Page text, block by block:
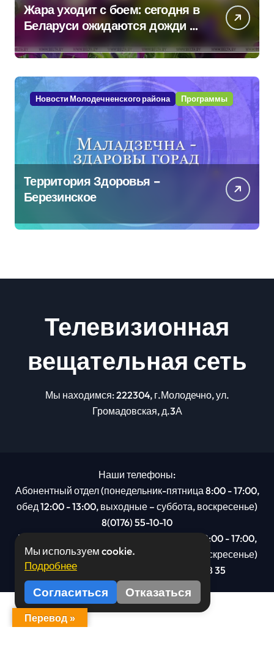
Жара уходит с боем: сегодня в
Беларуси ожидаются дожди и
грозы
Новости Молодечненского района Программы
Территория Здоровья –
Березинское
Телевизионная
вещательная сеть
Мы находимся: 222304, г.Молодечно, ул.
Громадовская, д.3А
Наши телефоны:
Абонентный отдел (понедельник-пятница 8:00 - 17:00,
обед 12:00 - 13:00, выходные – суббота, воскресенье)
8(0176) 55-10-10
Рекламный отдел (понедельник-пятница 8:00 - 17:00,
обед 12:00 - 13:00, выходные – суббота, воскресенье)
8(0176): 54 95 80, МТС +375 29 201 78 35
Мы используем cookie.
Подробнее
Согласиться Отказаться
Перевод »